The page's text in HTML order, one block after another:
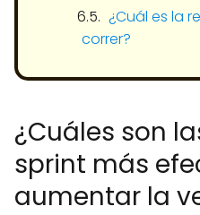
¿Cuál es la
correr?
¿Cuáles son
sprint más
aumentar la